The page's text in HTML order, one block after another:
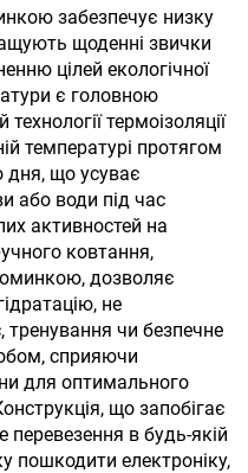
забезпечує низку
щоденні звички
цілей екологічної
є головною
термоізоляції
температурі протягом
дня, що усуває
або води під час
активностей на
ковтання,
дозволяє
не
чи безпечне
сприяючи
для оптимального
що запобігає
перевезення в будь-якій
пошкодити електроніку,